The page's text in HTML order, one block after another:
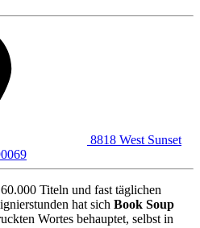
8818 West Sunset
Titeln und fast täglichen
hat sich Book Soup
Wortes behauptet, selbst in